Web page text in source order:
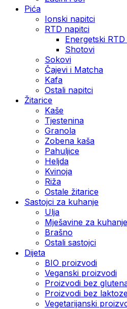
Pića
Ionski napitci
RTD napitci
Energetski
Shotovi
Sokovi
Čajevi i Matcha
Kafa
Ostali napitci
Žitarice
Kaše
Tjestenina
Granola
Zobena kaša
Pahuljice
Heljda
Kvinoja
Riža
Ostale žitarice
Sastojci za kuhanje
Ulja
Mješavine za
Brašno
Ostali sastojci
Dijeta
BIO proizvodi
Veganski proizvodi
Proizvodi bez
Proizvodi bez
Vegetarijanski